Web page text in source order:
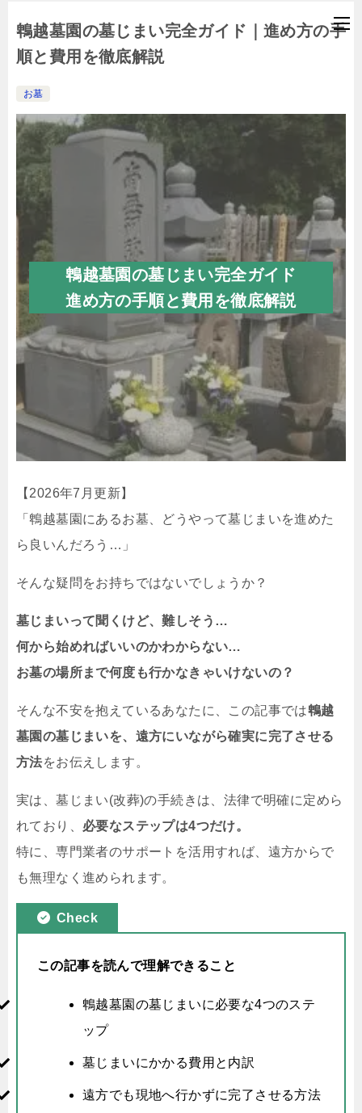
鵯越墓園の墓じまい完全ガイド｜進め方の手
順と費用を徹底解説
お墓
鵯越墓園の墓じまい完全ガイド
進め方の手順と費用を徹底解説
【2026年7月更新】
「鵯越墓園にあるお墓、どうやって墓じまいを進めた
ら良いんだろう…」
そんな疑問をお持ちではないでしょうか？
墓じまいって聞くけど、難しそう…
何から始めればいいのかわからない…
お墓の場所まで何度も行かなきゃいけないの？
そんな不安を抱えているあなたに、この記事では鵯越
墓園の墓じまいを、遠方にいながら確実に完了させる
方法をお伝えします。
実は、墓じまい(改葬)の手続きは、法律で明確に定めら
れており、 必要なステップは4つだけ。
特に、専門業者のサポートを活用すれば、遠方からで
も無理なく進められます。
Check
この記事を読んで理解できること
鵯越墓園の墓じまいに必要な4つのステ
ップ
墓じまいにかかる費用と内訳
遠方でも現地へ行かずに完了させる方法